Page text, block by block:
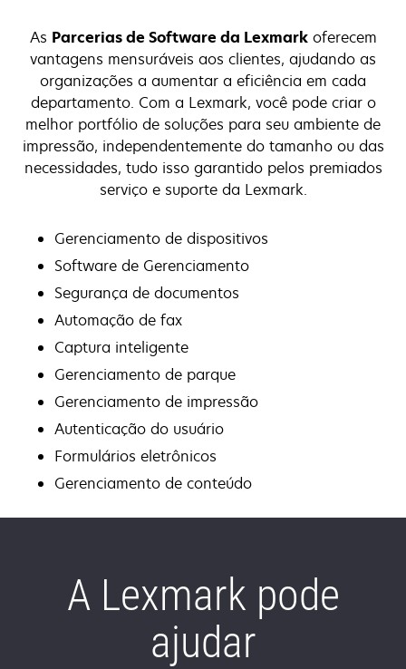
As Parcerias de Software da Lexmarkoferecem
vantagens mensuráveis aos clientes, ajudando as
organizações a aumentar a eficiência em cada
departamento. Com a Lexmark, você pode criar o
melhor portfólio de soluções para seu ambiente de
impressão, independentemente do tamanho ou das
necessidades, tudo isso garantido pelos premiados
serviço e suporte da Lexmark.
Gerenciamento de dispositivos
Software de Gerenciamento
Segurança de documentos
Automação de fax
Captura inteligente
Gerenciamento de parque
Gerenciamento de impressão
Autenticação do usuário
Formulários eletrônicos
Gerenciamento de conteúdo
A Lexmark pode
ajudar